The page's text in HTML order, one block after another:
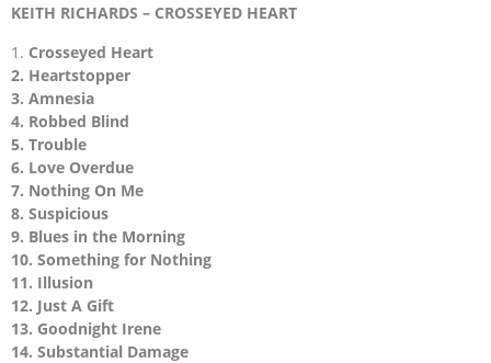
KEITH RICHARDS – CROSSEYED HEART
Crosseyed Heart
2. Heartstopper
3. Amnesia
4. Robbed Blind
5. Trouble
6. Love Overdue
7. Nothing On Me
8. Suspicious
9. Blues in the Morning
10. Something for Nothing
11. Illusion
12. Just A Gift
13. Goodnight Irene
14. Substantial Damage